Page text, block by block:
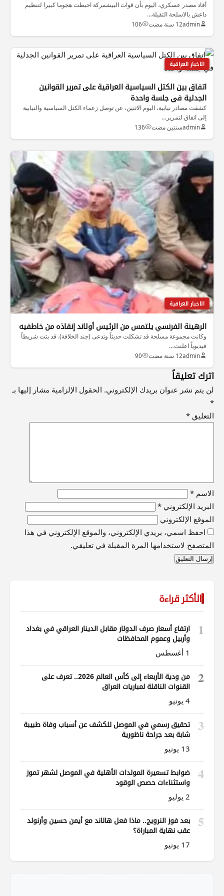
أفاد مصدر عسكري، اليوم بأن قوات البيشمركة احبطت هجوما كبيرا لتنظيم
داعش بالاسلحة الثقيلة…
admin12 سنة مضت 106
الاخبار العراقية
اتفاق بين الكتل السياسية العراقية على تمرير القوانين
الجدلية في جلسة واحدة
كشفت مصادر نيابية، اليوم الاثنين، عن توصل زعماء الكتل السياسية والنيابية
إلى اتفاق لتمرير…
adminسنتين مضت 136
الاخبار العراقية
الرهينة الفرنسي يلتمس من الرئيس أولاند إنقاذه من خاطفيه
وكانت مجموعة مسلحة قد تشكلت حديثاً وتدعى (جند الخلافة). قد بثت شريطاً
فيديوياً اعلنت…
admin12 سنة مضت 90
اترك تعليقاً
لن يتم نشر عنوان بريدك الإلكتروني. الحقول الإلزامية مشار إليها بـ
*
التعليق *
الاسم *
البريد الإلكتروني *
الموقع الإلكتروني
احفظ اسمي، بريدي الإلكتروني، والموقع الإلكتروني في هذا
المتصفح لاستخدامها المرة المقبلة في تعليقي.
الأكثر قراءة
1
ارتفاع أسعار صرف الدولار مقابل الدينار العراقي في بغداد
وأربيل وعموم المحافظات
1 أغسطس
2
من ودية الأربعاء إلى كأس العالم 2026.. تعرف على
القنوات الناقلة لمباريات العراق
4 يونيو
3
تحقيق رسمي في الموصل للكشف عن أسباب وفاة طبيبة
شابة بعد جراحة ناظورية
13 يونيو
4
ضوابط تسعيرة المولدات الأهلية في الموصل لشهر تموز
واستثناءات حصص الوقود
2 يوليو
5
بعد فوز النرويج.. ماذا فعل هالاند مع أيمن حسين وأرنولد
عقب نهاية المباراة؟
17 يونيو